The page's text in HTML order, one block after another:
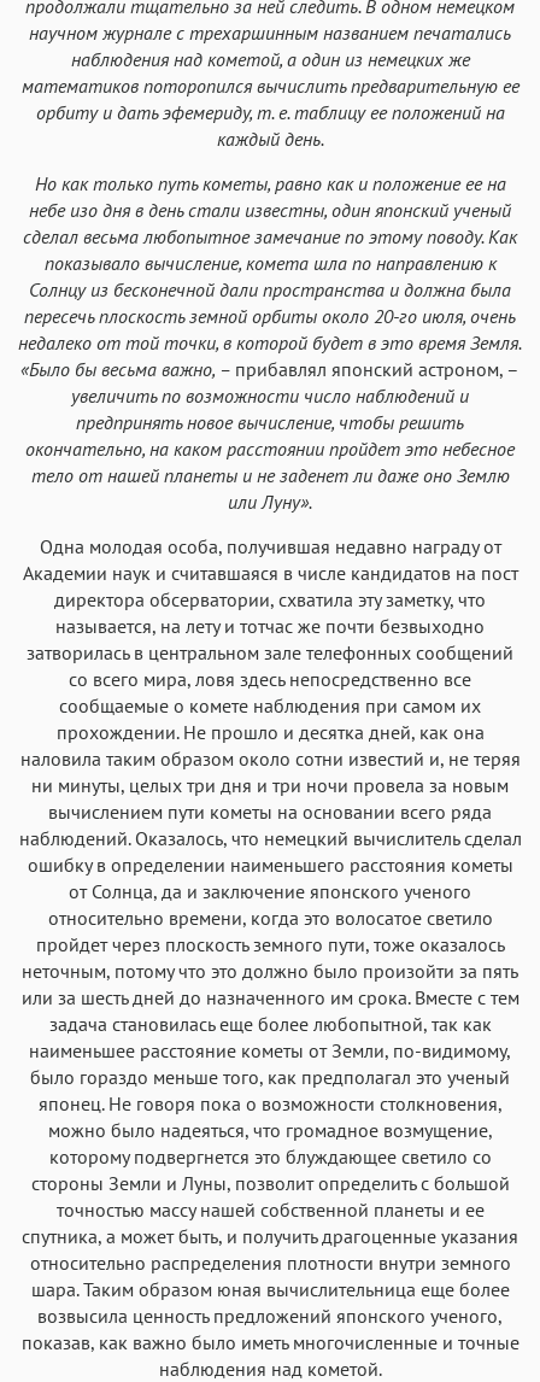
продолжали тщательно за ней следить. В одном немецком
научном журнале с трехаршинным названием печатались
наблюдения над кометой, а один из немецких же
математиков поторопился вычислить предварительную ее
орбиту и дать эфемериду, т. е. таблицу ее положений на
каждый день.
Но как только путь кометы, равно как и положение ее на
небе изо дня в день стали известны, один японский ученый
сделал весьма любопытное замечание по этому поводу. Как
показывало вычисление, комета шла по направлению к
Солнцу из бесконечной дали пространства и должна была
пересечь плоскость земной орбиты около 20-го июля, очень
недалеко от той точки, в которой будет в это время Земля.
«Было бы весьма важно, – прибавлял японский астроном, –
увеличить по возможности число наблюдений и
предпринять новое вычисление, чтобы решить
окончательно, на каком расстоянии пройдет это небесное
тело от нашей планеты и не заденет ли даже оно Землю
или Луну».
Одна молодая особа, получившая недавно награду от
Академии наук и считавшаяся в числе кандидатов на пост
директора обсерватории, схватила эту заметку, что
называется, на лету и тотчас же почти безвыходно
затворилась в центральном зале телефонных сообщений
со всего мира, ловя здесь непосредственно все
сообщаемые о комете наблюдения при самом их
прохождении. Не прошло и десятка дней, как она
наловила таким образом около сотни известий и, не теряя
ни минуты, целых три дня и три ночи провела за новым
вычислением пути кометы на основании всего ряда
наблюдений. Оказалось, что немецкий вычислитель сделал
ошибку в определении наименьшего расстояния кометы
от Солнца, да и заключение японского ученого
относительно времени, когда это волосатое светило
пройдет через плоскость земного пути, тоже оказалось
неточным, потому что это должно было произойти за пять
или за шесть дней до назначенного им срока. Вместе с тем
задача становилась еще более любопытной, так как
наименьшее расстояние кометы от Земли, по-видимому,
было гораздо меньше того, как предполагал это ученый
японец. Не говоря пока о возможности столкновения,
можно было надеяться, что громадное возмущение,
которому подвергнется это блуждающее светило со
стороны Земли и Луны, позволит определить с большой
точностью массу нашей собственной планеты и ее
спутника, а может быть, и получить драгоценные указания
относительно распределения плотности внутри земного
шара. Таким образом юная вычислительница еще более
возвысила ценность предложений японского ученого,
показав, как важно было иметь многочисленные и точные
наблюдения над кометой.